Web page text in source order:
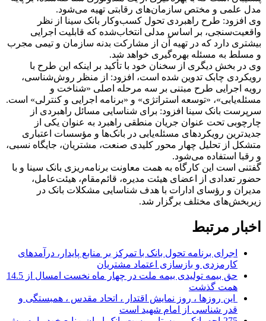
مدل علمی و مختص سازمان‌های رقابتی تهیه می‌شود.
وی افزود: طرح راهبردی تحول کسب‌وکار بانک سینا از نظر
واقعیت‌سنجی، بر اساس مدلی انتخاب‌شده که قابلیت اجرایی
بیشتری دارد که در تهیه آن از مشارکت بدنه سازمان و تیمی مجرب
و مسلط به مسئله بهره‌گیری خواهد شد.
وی در بخش دیگری از سخنان خود با تأکید بر اینکه این طرح با
رویکردی چابک تدوین شده است، افزود: از منظر روش‌شناسی،
رویه اجرایی طرح مبتنی بر سه مرحله اصلی «شناخت و
مسئله‌یابی»، «توسعه استراتژی» و «برنامه اجرایی و کنترلی» است.
سرپرست بانک سینا افزود: برای شناسایی مسائل راهبردی از
چارچوبی تحت عنوان جریان منطقی راهبرد به عنوان یکی از
جدیدترین رویکردهای مسئله‌یابی در بانک‌ها و مؤسسات اعتباری
متشکل از تحلیل چهار محور کلیدی صنعت، مشتریان، جایگاه نسبی،
و رقبا استفاده می‌شود.
گفتنی است این کارگاه به همت معاونت برنامه‌ریزی بانک سینا و با
حضور تعدادی از اعضای هیئت مدیره، قائم‌مقام، هیئت‌عامل،
مدیران و رؤسای ادارات با هدف شناسایی مشکلات بانک در
زیربخش‌های مختلف برگزار شد.
اخبار مرتبط
اجرای برنامه تحول بانک با تمرکز بر منابع پایدار، درآمدهای
کارمزدی و بازسازی اعتماد مشتریان
حق بیمه تولیدی بیمه ملت در چهار ماه نخست امسال از 14.5
همت گذشت
این روزها ، روز نمایش اقتدار ، اتحاد مقدس ، همبستگی و
قدر شناسی از امام شهید است